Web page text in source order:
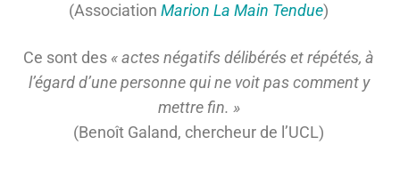
(AssociationMarion La Main Tendue)
Ce sont des « actes négatifs délibérés et répétés, à
l’égard d’une personne qui ne voit pas comment y
mettre fin. »
(Benoît Galand, chercheur de l’UCL)